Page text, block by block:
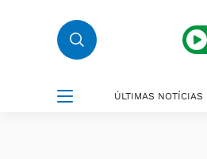
ÚLTIMAS NOTÍCIAS